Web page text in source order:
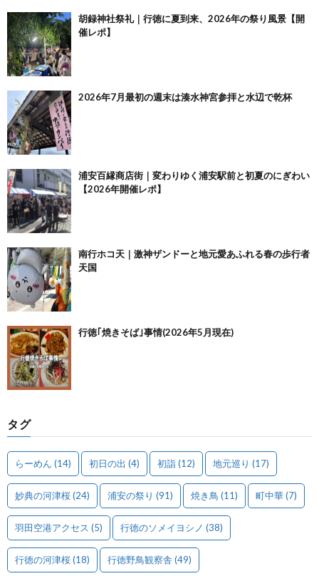
胡録神社祭礼｜行徳に夏到来、2026年の祭り風景【開
催レポ】
2026年7月最初の週末は湊水神宮参拝と水辺で乾杯
浦安百縁商店街｜変わりゆく浦安駅前と初夏のにぎわい
【2026年開催レポ】
南行ホコ天｜激神ザンドーと地元愛あふれる春の歩行者
天国
行徳｢焼きそば｣事情(2026年5月現在)
タグ
らーめん (14) 初日の出 (4) 初詣(12) 地元巡り (17)
妙典の河津桜(24) 浦安の祭り (91) 焼き鳥 (11) 町中華(7)
羽田空港アクセス (5) 行徳のソメイヨシノ (38)
行徳の河津桜(18) 行徳野鳥観察舎 (49)